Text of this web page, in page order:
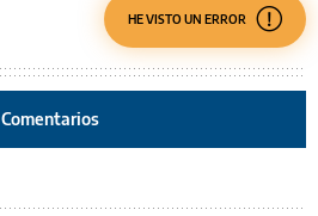
HE VISTO UN ERROR
Comentarios